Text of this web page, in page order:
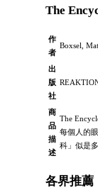
The
作
者
Boxsel,
出
版
社
商
品
描
述
The
每個人的
科」似是
各界推薦